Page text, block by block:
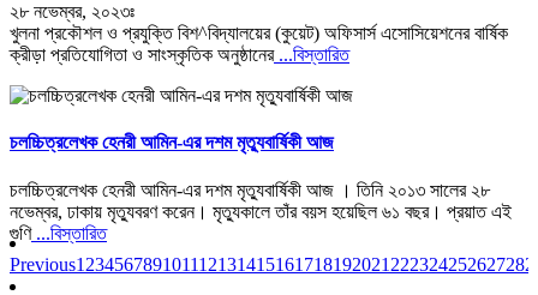
২৮ নভেম্বর, ২০২৩ঃ
খুলনা প্রকৌশল ও প্রযুক্তি বিশ^বিদ্যালয়ের (কুয়েট) অফিসার্স এসোসিয়েশনের বার্ষিক
ক্রীড়া প্রতিযোগিতা ও সাংস্কৃতিক অনুষ্ঠানের...বিস্তারিত
চলচ্চিত্রলেখক হেনরী আমিন-এর দশম মৃত্যুবার্ষিকী আজ
চলচ্চিত্রলেখক হেনরী আমিন-এর দশম মৃত্যুবার্ষিকী আজ । তিনি ২০১৩ সালের ২৮
নভেম্বর, ঢাকায় মৃত্যুবরণ করেন। মৃত্যুকালে তাঁর বয়স হয়েছিল ৬১ বছর। প্রয়াত এই
গুণি...বিস্তারিত
Previous1 23456789101112131415161718192021 22232425262728